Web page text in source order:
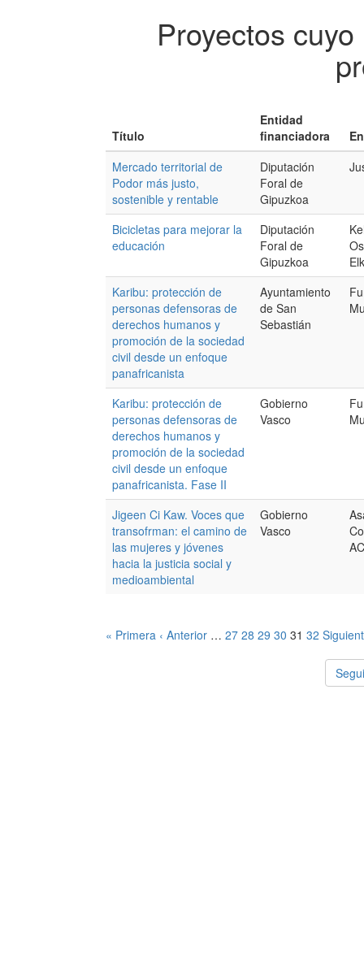
Proyectos
Título
Entidad
financiadora
Mercado territorial de
Podor más justo,
sostenible y rentable
Diputación
Foral de
Gipuzkoa
Bicicletas para mejorar la
educación
Diputación
Foral de
Gipuzkoa
Karibu: protección de
personas defensoras de
derechos humanos y
promoción de la sociedad
civil desde un enfoque
panafricanista
Ayuntamiento
de San
Sebastián
Karibu: protección de
personas defensoras de
derechos humanos y
promoción de la sociedad
civil desde un enfoque
panafricanista. Fase II
Gobierno
Vasco
Jigeen Ci Kaw. Voces que
transofrman: el camino de
las mujeres y jóvenes
hacia la justicia social y
medioambiental
Gobierno
Vasco
« Primera ‹ Anterior … 27 28 29 30 31 32